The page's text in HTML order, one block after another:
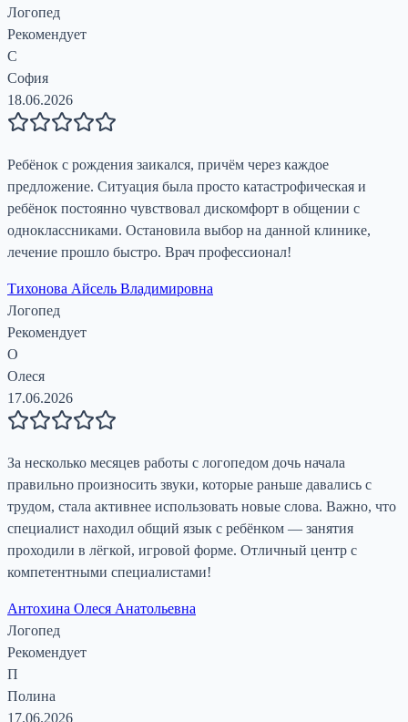
Логопед
Рекомендует
С
София
18.06.2026
Ребёнок с рождения заикался, причём через каждое
предложение. Ситуация была просто катастрофическая и
ребёнок постоянно чувствовал дискомфорт в общении с
одноклассниками. Остановила выбор на данной клинике,
лечение прошло быстро. Врач профессионал!
Тихонова Айсель Владимировна
Логопед
Рекомендует
О
Олеся
17.06.2026
За несколько месяцев работы с логопедом дочь начала
правильно произносить звуки, которые раньше давались с
трудом, стала активнее использовать новые слова. Важно, что
специалист находил общий язык с ребёнком — занятия
проходили в лёгкой, игровой форме. Отличный центр с
компетентными специалистами!
Антохина Олеся Анатольевна
Логопед
Рекомендует
П
Полина
17.06.2026